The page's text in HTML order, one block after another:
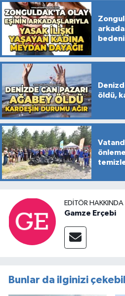
öldü,
EDITÖR HAKKINDA
Gamze Erçebi
Bunlar da ilginizi